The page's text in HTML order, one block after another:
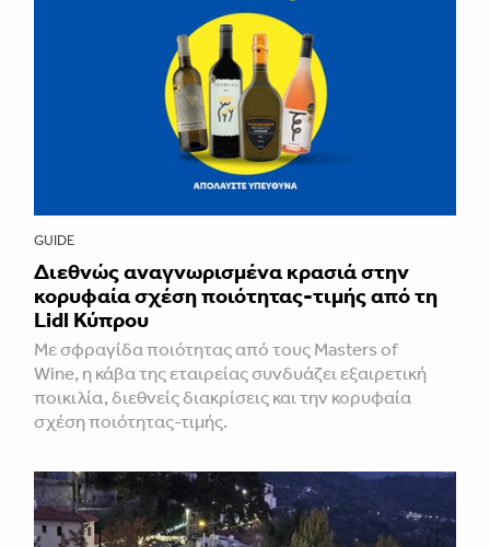
GUIDE
Διεθνώς αναγνωρισμένα κρασιά στην
κορυφαία σχέση ποιότητας-τιμής από τη
Lidl Κύπρου
Με σφραγίδα ποιότητας από τους Masters of
Wine, η κάβα της εταιρείας συνδυάζει εξαιρετική
ποικιλία, διεθνείς διακρίσεις και την κορυφαία
σχέση ποιότητας-τιμής.